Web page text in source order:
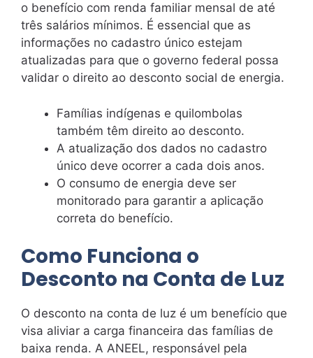
o benefício com renda familiar mensal de até
três salários mínimos. É essencial que as
informações no cadastro único estejam
atualizadas para que o governo federal possa
validar o direito ao desconto social de energia.
Famílias indígenas e quilombolas
também têm direito ao desconto.
A atualização dos dados no cadastro
único deve ocorrer a cada dois anos.
O consumo de energia deve ser
monitorado para garantir a aplicação
correta do benefício.
Como Funciona o
Desconto na Conta de Luz
O desconto na conta de luz é um benefício que
visa aliviar a carga financeira das famílias de
baixa renda. A ANEEL, responsável pela